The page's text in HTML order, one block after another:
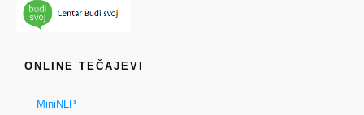
ONLINE TEČAJEVI
MiniNLP